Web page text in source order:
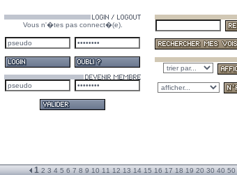
Vous n'�tes pas connect�(e).
1 2 3 4 5 6 7 8 9 10 11 12 13 14 15 16 17 18 19 20 30 40 50